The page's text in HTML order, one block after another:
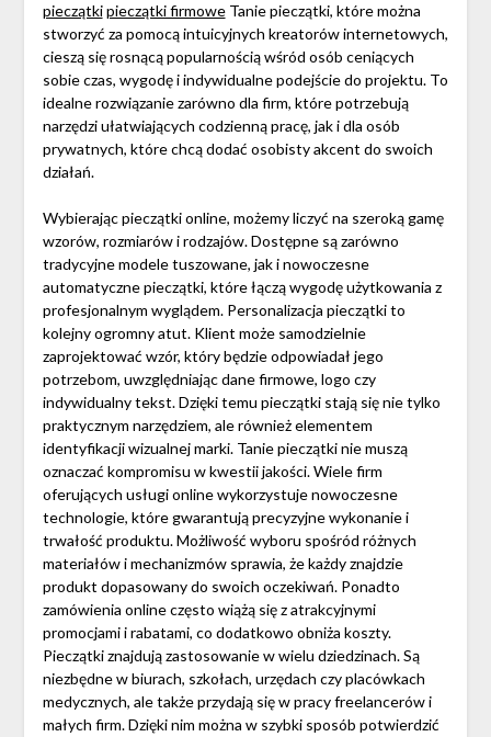
pieczątki pieczątki firmoweTanie pieczątki, które można
stworzyć za pomocą intuicyjnych kreatorów internetowych,
cieszą się rosnącą popularnością wśród osób ceniących
sobie czas, wygodę i indywidualne podejście do projektu. To
idealne rozwiązanie zarówno dla firm, które potrzebują
narzędzi ułatwiających codzienną pracę, jak i dla osób
prywatnych, które chcą dodać osobisty akcent do swoich
działań.
Wybierając pieczątki online, możemy liczyć na szeroką gamę
wzorów, rozmiarów i rodzajów. Dostępne są zarówno
tradycyjne modele tuszowane, jak i nowoczesne
automatyczne pieczątki, które łączą wygodę użytkowania z
profesjonalnym wyglądem. Personalizacja pieczątki to
kolejny ogromny atut. Klient może samodzielnie
zaprojektować wzór, który będzie odpowiadał jego
potrzebom, uwzględniając dane firmowe, logo czy
indywidualny tekst. Dzięki temu pieczątki stają się nie tylko
praktycznym narzędziem, ale również elementem
identyfikacji wizualnej marki. Tanie pieczątki nie muszą
oznaczać kompromisu w kwestii jakości. Wiele firm
oferujących usługi online wykorzystuje nowoczesne
technologie, które gwarantują precyzyjne wykonanie i
trwałość produktu. Możliwość wyboru spośród różnych
materiałów i mechanizmów sprawia, że każdy znajdzie
produkt dopasowany do swoich oczekiwań. Ponadto
zamówienia online często wiążą się z atrakcyjnymi
promocjami i rabatami, co dodatkowo obniża koszty.
Pieczątki znajdują zastosowanie w wielu dziedzinach. Są
niezbędne w biurach, szkołach, urzędach czy placówkach
medycznych, ale także przydają się w pracy freelancerów i
małych firm. Dzięki nim można w szybki sposób potwierdzić